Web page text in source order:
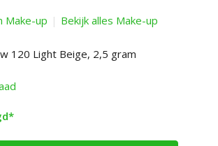
Make-up Bekijk alles Make-up
120 Light Beige, 2,5 gram